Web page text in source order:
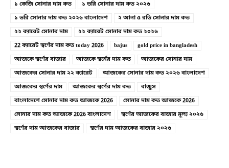
১ কেজি সোনার দাম কত
১ ভরি সোনার দাম কত ২০২৬
১ ভরি সোনার দাম কত ২০২৬ বাংলাদেশ
২ আনা ৫ রতি সোনার দাম কত
২২ ক্যারেট সোনার দাম
২২ ক্যারেট সোনার দাম কত ২০২৬
22 ক্যারেট স্বর্ণের দাম কত today 2026
bajus
gold price in bangladesh
আজকে স্বর্ণের বাজার
আজকে স্বর্নের দাম কত
আজকের সোনার দাম
আজকের সোনার দাম ২২ ক্যারেট
আজকের সোনার দাম কত ২০২৬ বাংলাদেশ
আজকের স্বর্ণের দাম
আজকের স্বর্ণের দাম কত
বাজুস
বাংলাদেশে সোনার দাম কত আজকে 2026
সোনার দাম কত আজকে 2026
সোনার দাম কত আজকে 2026 বাংলাদেশ
স্বর্ণের আজকের বাজার মূল্য ২০২৬
স্বর্ণের দাম আজকের বাজার
স্বর্ণের দাম আজকের বাজার ২০২৬